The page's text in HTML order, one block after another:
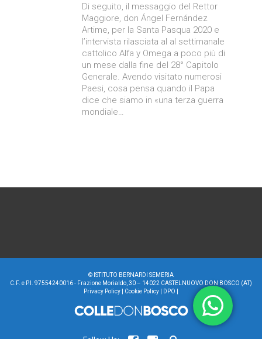
Di seguito, il messaggio del Rettor
Maggiore, don Ángel Fernández
Artime, per la Santa Pasqua 2020 e
l’intervista rilasciata al al settimanale
cattolico Alfa y Omega a poco più di
un mese dalla fine del 28° Capitolo
Generale. Avendo visitato numerosi
Paesi, cosa pensa quando il Papa
dice che siamo in «una terza guerra
mondiale…
© ISTITUTO BERNARDI SEMERIA
C.F. e P.I. 97554240016 - Frazione Morialdo, 30 – 14022 CASTELNUOVO DON BOSCO (AT)
Privacy Policy
Cookie Policy DPO